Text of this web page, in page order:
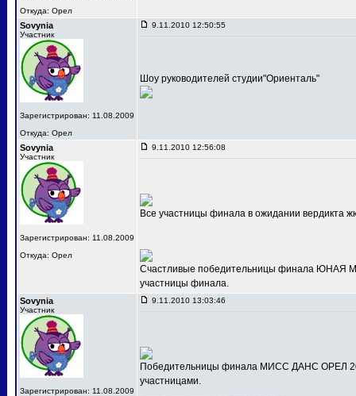
Откуда: Орел
Sovynia
Участник
Зарегистрирован: 11.08.2009
Откуда: Орел
9.11.2010 12:50:55
Шоу руководителей студии"Ориенталь"
Sovynia
Участник
Зарегистрирован: 11.08.2009
Откуда: Орел
9.11.2010 12:56:08
Все участницы финала в ожидании вердикта
Счастливые победительницы финала ЮНАЯ
участницы финала.
Sovynia
Участник
Зарегистрирован: 11.08.2009
9.11.2010 13:03:46
Победительницы финала МИСС ДАНС ОРЕЛ
участницами.